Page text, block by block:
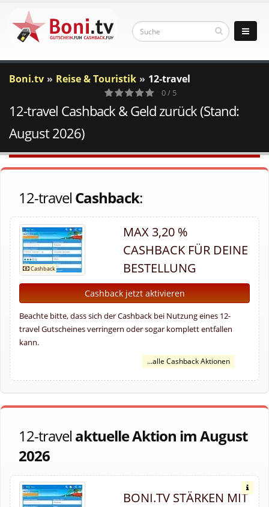
Boni.tv Reise & Touristik 12-travel
0
Votes
0 / 5
12-travel Cashback & Geld zurück (Stand:
August 2026)
12-travel Cashback:
MAX 3,20 %
CASHBACK FÜR DEINE
BESTELLUNG
Cashback jetzt aktivieren
Beachte bitte, dass sich der Cashback bei Nutzung eines 12-
travel Gutscheines verringern oder sogar komplett entfallen
kann.
...alle Cashback Aktionen
12-travel aktuelle Aktion im August
2026
BONI.TV STÄRKEN MIT